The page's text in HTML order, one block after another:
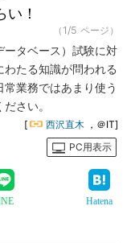
！
（1/5 ページ）
タベース）試験に対
たる知識が問われる
業務ではあまり使う
さい。
[ 西沢直木 ，＠IT]
PC用表示
Hatena